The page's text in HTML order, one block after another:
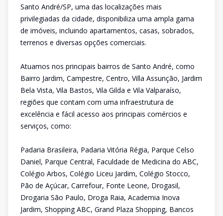
Santo André/SP, uma das localizações mais
privilegiadas da cidade, disponibiliza uma ampla gama
de imóveis, incluindo apartamentos, casas, sobrados,
terrenos e diversas opções comerciais.
Atuamos nos principais bairros de Santo André, como
Bairro Jardim, Campestre, Centro, Villa Assunção, Jardim
Bela Vista, Vila Bastos, Vila Gilda e Vila Valparaíso,
regiões que contam com uma infraestrutura de
excelência e fácil acesso aos principais comércios e
serviços, como:
Padaria Brasileira, Padaria Vitória Régia, Parque Celso
Daniel, Parque Central, Faculdade de Medicina do ABC,
Colégio Arbos, Colégio Liceu Jardim, Colégio Stocco,
Pão de Açúcar, Carrefour, Fonte Leone, Drogasil,
Drogaria São Paulo, Droga Raia, Academia Inova
Jardim, Shopping ABC, Grand Plaza Shopping, Bancos